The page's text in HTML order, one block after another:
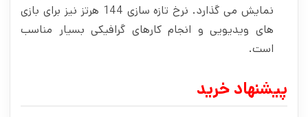
نمایش می‌ گذارد. نرخ تازه‌ سازی 144 هرتز نیز برای بازی‌
های ویدیویی و انجام کارهای گرافیکی بسیار مناسب
است.
پیشنهاد خرید